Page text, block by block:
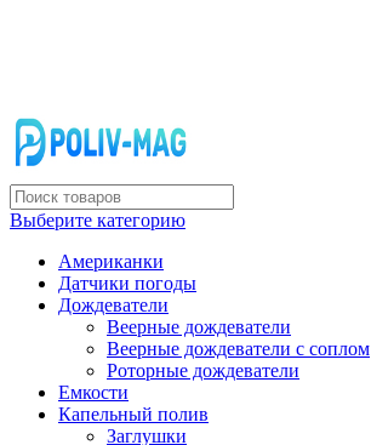
Выберите категорию
Американки
Датчики погоды
Дождеватели
Веерные дождеватели
Веерные дождеватели с соплом
Роторные дождеватели
Емкости
Капельный полив
Заглушки